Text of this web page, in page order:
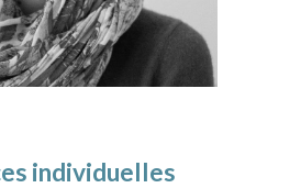
individuelles